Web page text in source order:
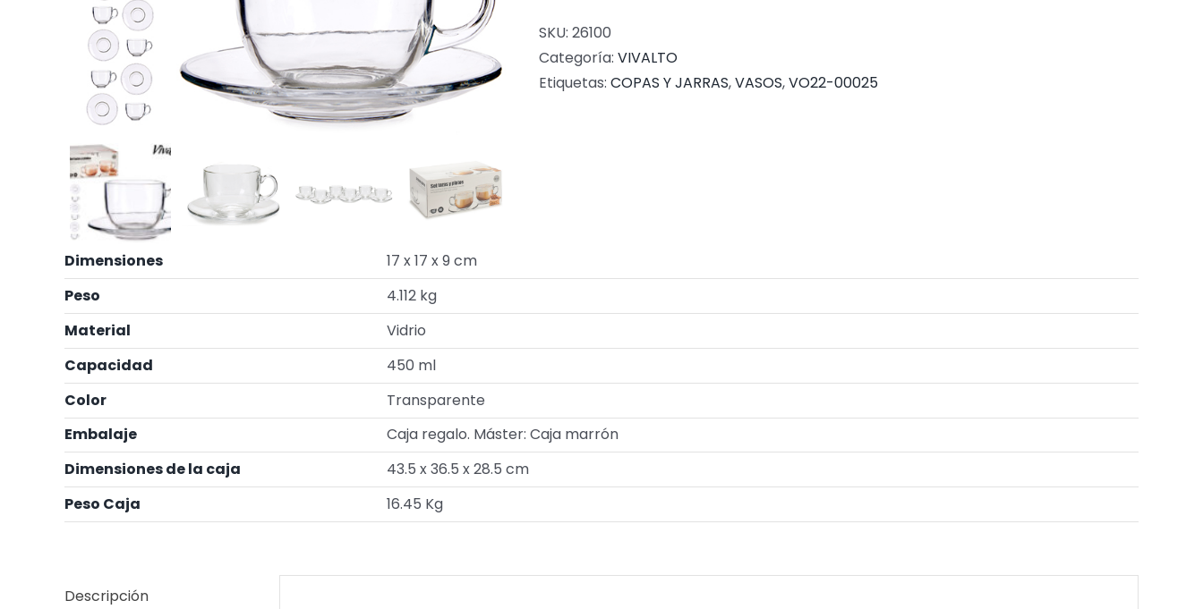
SKU: 26100
Categoría: VIVALTO
Etiquetas: COPAS Y JARRAS,VASOS,VO22-00025
Dimensiones
17 x 17 x 9 cm
Peso
4.112 kg
Material
Vidrio
Capacidad
450 ml
Color
Transparente
Embalaje
Caja regalo. Máster: Caja marrón
Dimensiones de la caja
43.5 x 36.5 x 28.5 cm
Peso Caja
16.45 Kg
Descripción